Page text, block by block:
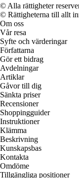
© Alla rättigheter
© Rättigheterna till allt
Om oss
Vår resa
Syfte och värderingar
Författarna
Gör ett bidrag
Avdelningar
Artiklar
Gåvor till dig
Sänkta priser
Recensioner
Shoppingguider
Instruktioner
Klämma
Beskrivning
Kunskapsbas
Kontakta
Omdöme
Tillgängliga positioner